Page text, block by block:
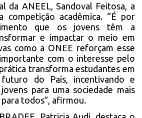
da ANEEL, Sandoval Feitosa, a
competição acadêmica. “É por
que os jovens têm a
e impactar o meio em
como a ONEE reforçam esse
com o interesse pelo
transforma estudantes em
do País, incentivando e
para uma sociedade mais
todos”, afirmou.